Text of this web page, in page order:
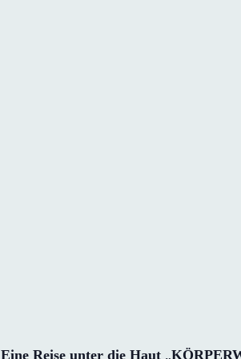
Eine Reise unter die Haut „